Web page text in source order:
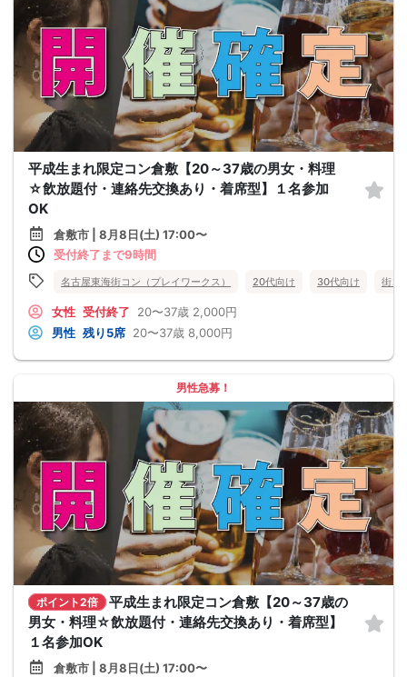
平成生まれ限定コン倉敷【20～37歳の男女・料理
☆飲放題付・連絡先交換あり・着席型】１名参加
OK
倉敷市 | 8月8日(土) 17:00〜
受付終了まで9時間
名古屋東海街コン（プレイワークス） 20代向け 30代向け 街コ
女性 受付終了 20〜37歳 2,000円
男性 残り5席 20〜37歳 8,000円
男性急募！
ポイント2倍
平成生まれ限定コン倉敷【20～37歳の
男女・料理☆飲放題付・連絡先交換あり・着席型】
１名参加OK
倉敷市 | 8月8日(土) 17:00〜